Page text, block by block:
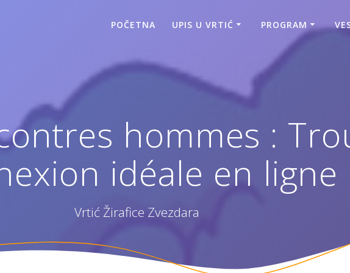
POČETNA UPIS U VRTIĆ PROGRAM
hommes :
idéale en ligne
Vrtić Žirafice Zvezdara